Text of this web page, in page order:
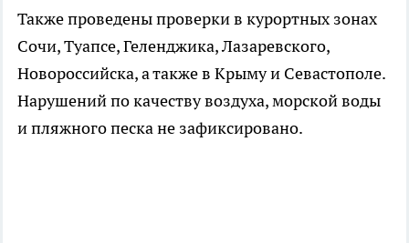
Также проведены проверки в курортных зонах
Сочи, Туапсе, Геленджика, Лазаревского,
Новороссийска, а также в Крыму и Севастополе.
Нарушений по качеству воздуха, морской воды
и пляжного песка не зафиксировано.